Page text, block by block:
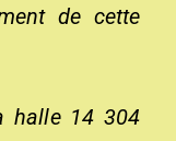
de cette
halle 14 304